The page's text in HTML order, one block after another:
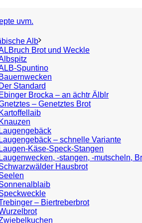
uvm.
Alb
Brot und Weckle
Spuntino
Bauernwecken
Der Standard
Ebinger Brocka – an ächtr Älblr
– Genetztes Brot
Kartoffellaib
Knauzen
Laugengebäck
Laugengebäck – schnelle Variante
Laugen-Käse-Speck-Stangen
Laugenwecken, -stangen, -mutscheln,
Hausbrot
– Biertreberbrot